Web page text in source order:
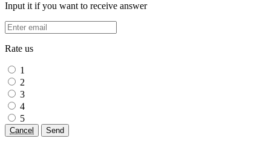
Input it if you want to receive answer
Rate us
1
2
3
4
5
Cancel Send